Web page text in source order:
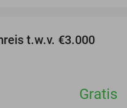
t.w.v. €3.000
Gratis